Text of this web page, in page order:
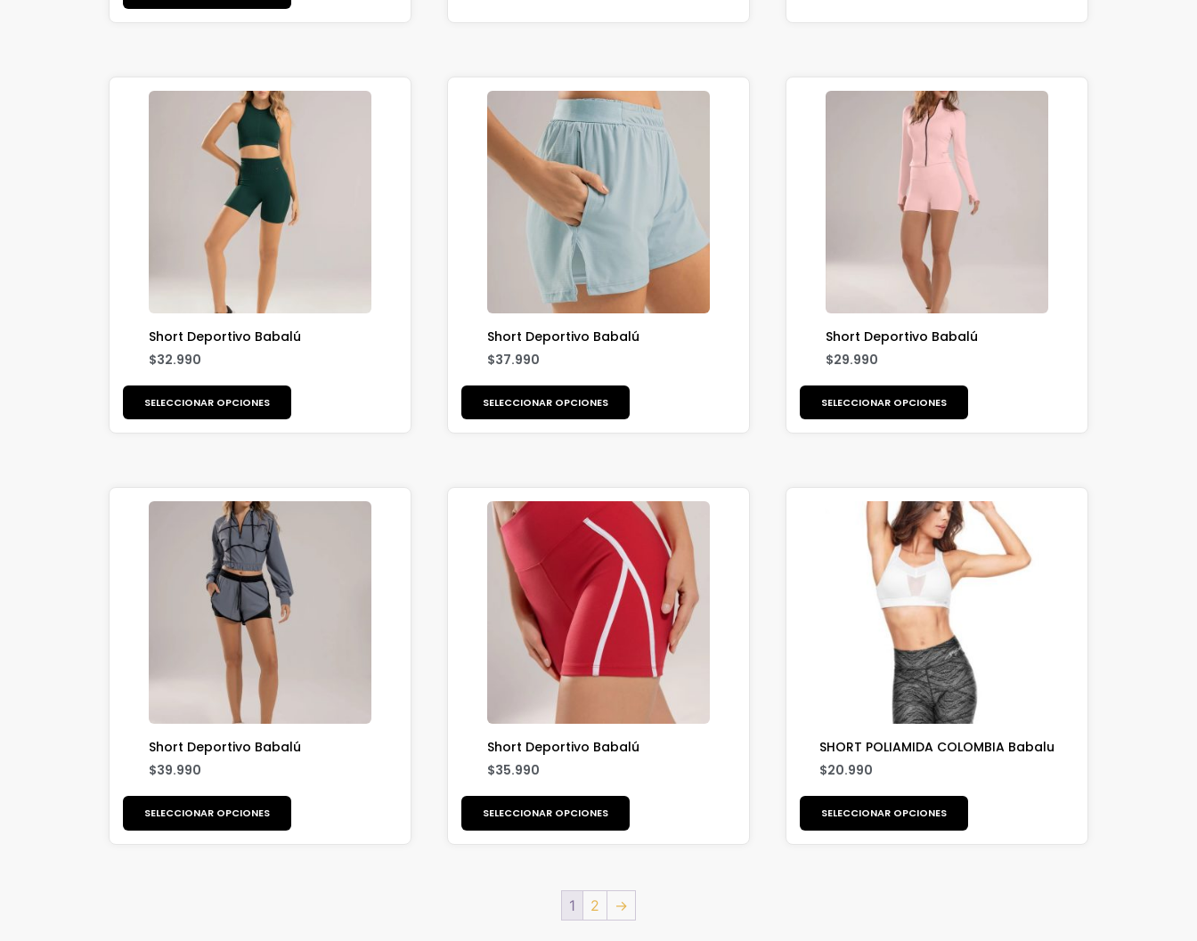
Short Deportivo Babalú
$32.990
SELECCIONAR OPCIONES
Short Deportivo Babalú
$37.990
SELECCIONAR OPCIONES
Short Deportivo Babalú
$29.990
SELECCIONAR OPCIONES
Short Deportivo Babalú
$39.990
SELECCIONAR OPCIONES
Short Deportivo Babalú
$35.990
SELECCIONAR OPCIONES
SHORT POLIAMIDA COLOMBIA Babalu
$20.990
SELECCIONAR OPCIONES
1 2 →